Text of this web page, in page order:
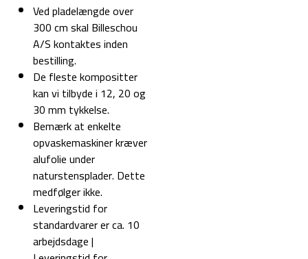
Ved pladelængde over
300 cm skal Billeschou
A/S kontaktes inden
bestilling.
De fleste kompositter
kan vi tilbyde i 12, 20 og
30 mm tykkelse.
Bemærk at enkelte
opvaskemaskiner kræver
alufolie under
naturstensplader. Dette
medfølger ikke.
Leveringstid for
standardvarer er ca. 10
arbejdsdage |